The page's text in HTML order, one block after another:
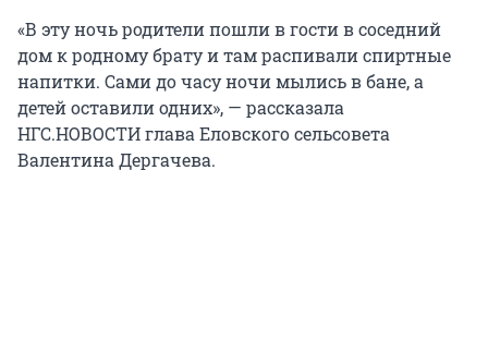
«В эту ночь родители пошли в гости в соседний
дом к родному брату и там распивали спиртные
напитки. Сами до часу ночи мылись в бане, а
детей оставили одних», — рассказала
НГС.НОВОСТИ глава Еловского сельсовета
Валентина Дергачева.